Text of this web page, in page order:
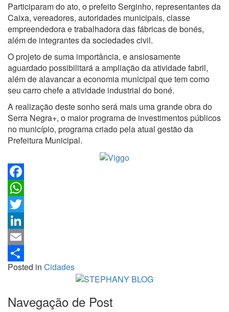
Participaram do ato, o prefeito Serginho, representantes da
Caixa, vereadores, autoridades municipais, classe
empreendedora e trabalhadora das fábricas de bonés,
além de integrantes da sociedades civil.
O projeto de suma importância, e ansiosamente
aguardado possibilitará a ampliação da atividade fabril,
além de alavancar a economia municipal que tem como
seu carro chefe a atividade industrial do boné.
A realização deste sonho será mais uma grande obra do
Serra Negra+, o maior programa de investimentos públicos
no município, programa criado pela atual gestão da
Prefeitura Municipal.
Facebook
WhatsApp
Twitter
LinkedIn
Email
Share
Posted in Cidades
Navegação de Post